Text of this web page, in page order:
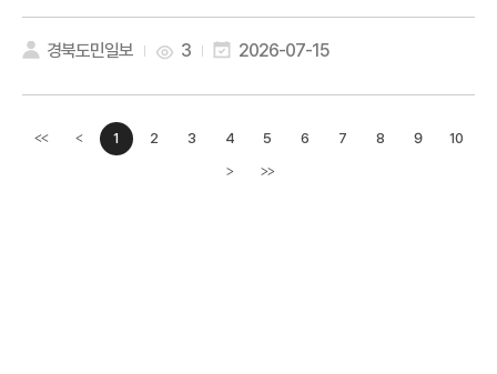
경북도민일보 3 2026-07-15
<< <이전페이지
1 2 3 4 5 6 7 8 9 10
>다음페이지
>>